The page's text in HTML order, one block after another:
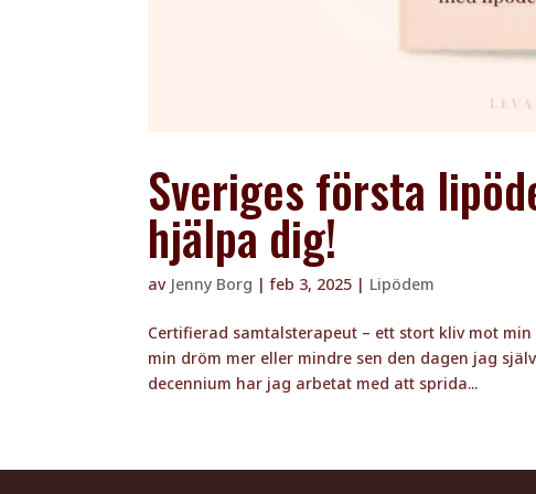
Sveriges första
hjälpa dig!
av Jenny Borg |feb 3, 2025 | Lipödem
Certifierad samtalsterapeut – ett stort kliv mot
min dröm mer eller mindre sen den dagen jag
decennium har jag arbetat med att sprida...